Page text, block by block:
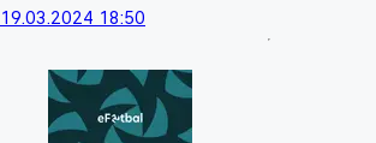
19.03.2024 18:50